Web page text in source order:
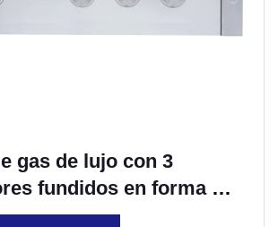
gas de lujo con 3
fundidos en forma de